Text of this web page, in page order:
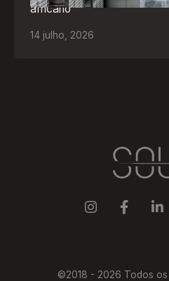
africano
14 julho 2026
  
©2018 - 2026 Todos